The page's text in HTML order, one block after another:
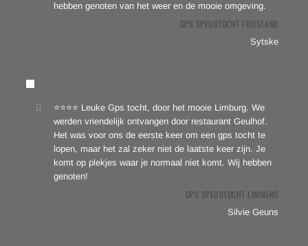
hebben genoten van het weer en de mooie omgeving.
GPS SPEURTOCHT FRIESLAND
Sytske
⭐⭐⭐⭐ Leuke Gps tocht, door het mooie Limburg. We
werden vriendelijk ontvangen door restaurant Geulhof.
Het was voor ons de eerste keer om een gps tocht te
lopen, maar het zal zeker niet de laatste keer zijn. Je
komt op plekjes waar je normaal niet komt. Wij hebben
genoten!
GPS SPEURTOCHT LIMBURG
Silvie Geuns